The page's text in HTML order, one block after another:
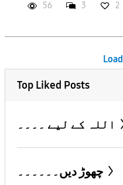
56 3 2
Top Liked Posts
چھوڑ دیں۔۔۔۔۔۔